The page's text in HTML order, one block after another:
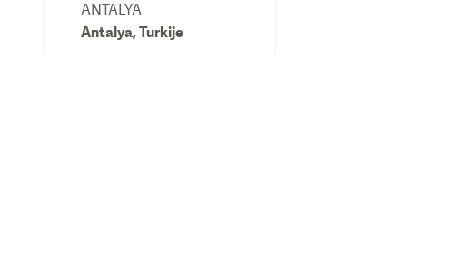
ANTALYA
Antalya,Turkije